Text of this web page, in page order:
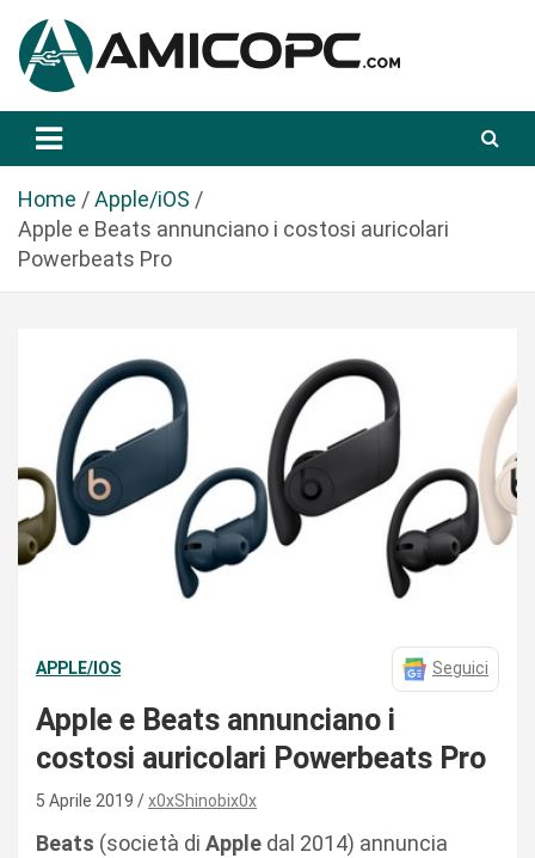
a
Amicopc.com
Home
Apple/iOS
Apple e Beats annunciano i costosi auricolari
Powerbeats Pro
APPLE/IOS Seguici
Apple e Beats annunciano i
costosi auricolari Powerbeats Pro
5 Aprile 2019 x0xShinobix0x
Beats (società di Apple dal 2014) annuncia